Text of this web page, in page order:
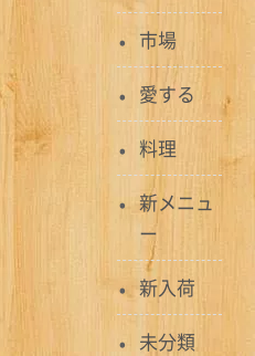
市場
愛する
料理
新メニュ
ー
新入荷
未分類